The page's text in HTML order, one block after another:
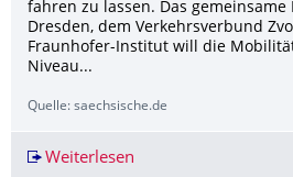
fahren zu lassen. Das gemeinsame
Dresden, dem Verkehrsverbund
Fraunhofer-Institut will die
Niveau...
Quelle: saechsische.de
Weiterlesen